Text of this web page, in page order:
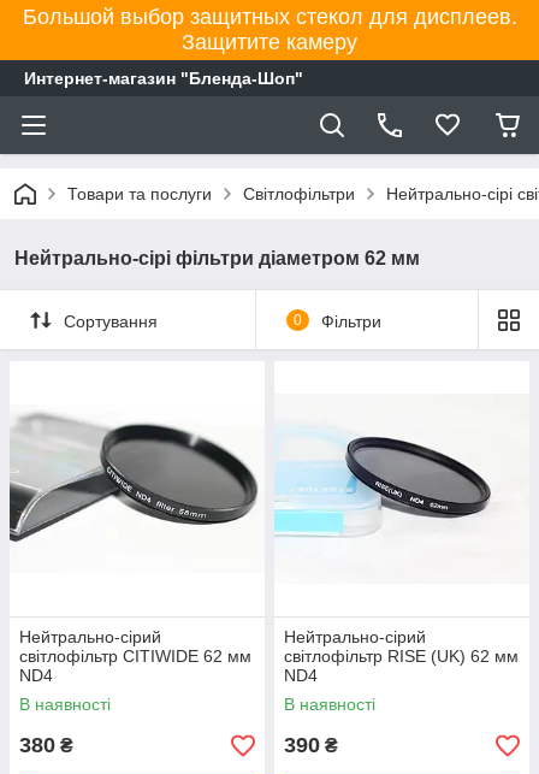
Большой выбор защитных стекол для дисплеев.
Защитите камеру
Интернет-магазин "Бленда-Шоп"
Товари та послуги Світлофільтри Нейтрально-сірі
Нейтрально-сірі фільтри діаметром 62 мм
Сортування 0 Фільтри
Нейтрально-сірий
світлофільтр CITIWIDE 62 мм
ND4
В наявності
380 ₴
Нейтрально-сірий
світлофільтр RISE (UK) 62 мм
ND4
В наявності
390 ₴